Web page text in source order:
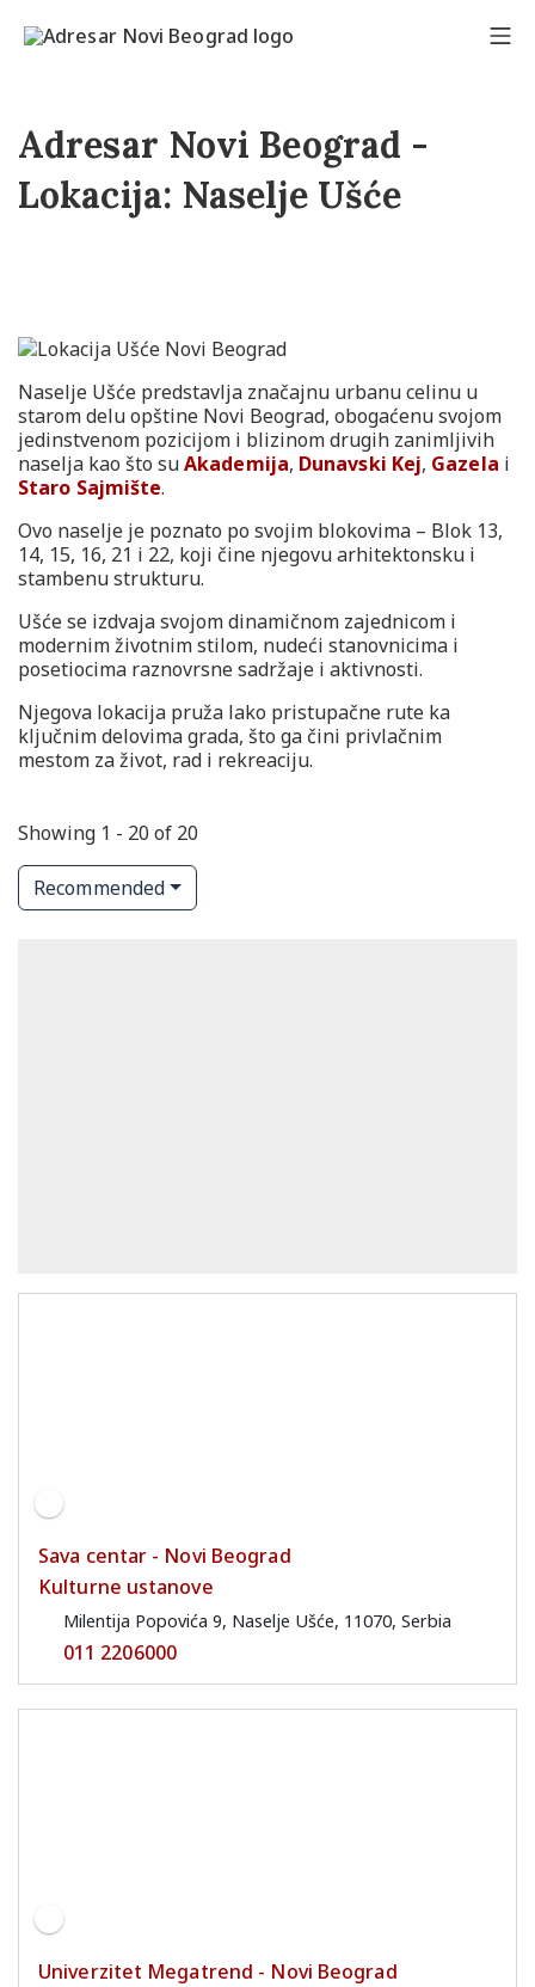
Adresar Novi Beograd -
Lokacija: Naselje Ušće
Naselje Ušće predstavlja značajnu urbanu celinu u
starom delu opštine Novi Beograd, obogaćenu svojom
jedinstvenom pozicijom i blizinom drugih zanimljivih
naselja kao što suAkademija, Dunavski Kej, Gazela i
Staro Sajmište.
Ovo naselje je poznato po svojim blokovima – Blok 13,
14, 15, 16, 21 i 22, koji čine njegovu arhitektonsku i
stambenu strukturu.
Ušće se izdvaja svojom dinamičnom zajednicom i
modernim životnim stilom, nudeći stanovnicima i
posetiocima raznovrsne sadržaje i aktivnosti.
Njegova lokacija pruža lako pristupačne rute ka
ključnim delovima grada, što ga čini privlačnim
mestom za život, rad i rekreaciju.
Showing 1 - 20 of 20
Recommended
Sava centar - Novi Beograd
Kulturne ustanove
Milentija Popovića 9, Naselje Ušće, 11070, Serbia
011 2206000
Univerzitet Megatrend - Novi Beograd